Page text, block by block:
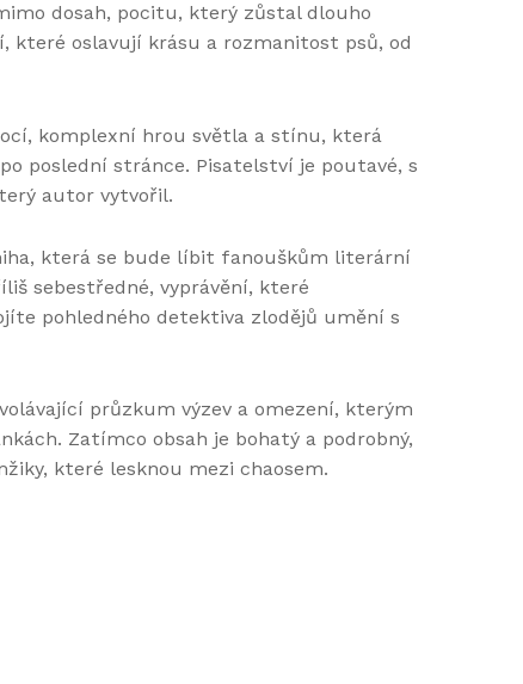
dosah, pocitu, který zůstal dlouho
které oslavují krásu a rozmanitost psů, od
komplexní hrou světla a stínu, která
poslední stránce. Pisatelství je poutavé, s
autor vytvořil.
která se bude líbit fanouškům literární
sebestředné, vyprávění, které
pohledného detektiva zlodějů umění s
průzkum výzev a omezení, kterým
Zatímco obsah je bohatý a podrobný,
které lesknou mezi chaosem.